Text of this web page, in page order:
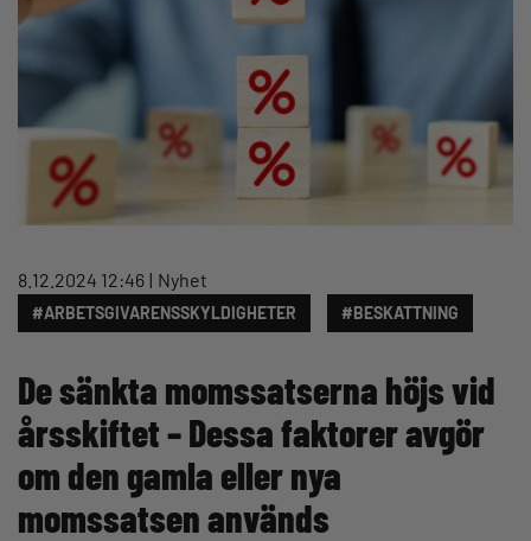
8.12.2024 12:46 Nyhet
#ARBETSGIVARENSSKYLDIGHETER #BESKATTNING
De sänkta momssatserna höjs vid
årsskiftet – Dessa faktorer avgör
om den gamla eller nya
momssatsen används